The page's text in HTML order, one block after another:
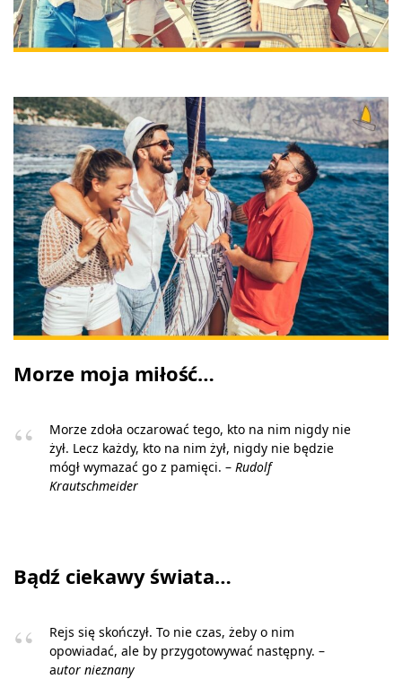
Morze moja miłość…
Morze zdoła oczarować tego, kto na nim nigdy nie
żył. Lecz każdy, kto na nim żył, nigdy nie będzie
mógł wymazać go z pamięci. – Rudolf
Krautschmeider
Bądź ciekawy świata…
Rejs się skończył. To nie czas, żeby o nim
opowiadać, ale by przygotowywać następny. –
autor nieznany